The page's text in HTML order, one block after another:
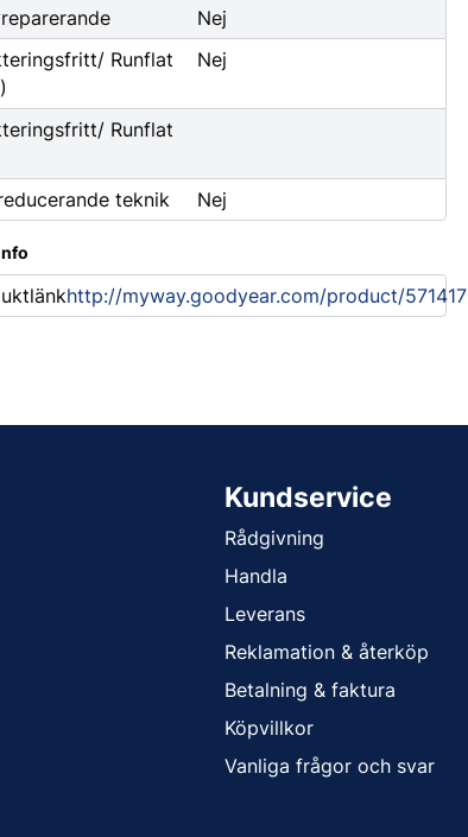
Nej
Runflat
Nej
Runflat
teknik
Nej
http://myway.goodyear.com/product/571417
Kundservice
Rådgivning
Handla
Leverans
Reklamation & återköp
Betalning & faktura
Köpvillkor
Vanliga frågor och svar